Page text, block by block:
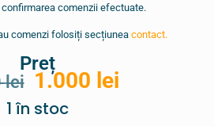
comenzii efectuate.
comenzi folosiți secțiunea contact.
Preț
lei 1.000 lei
1 în stoc